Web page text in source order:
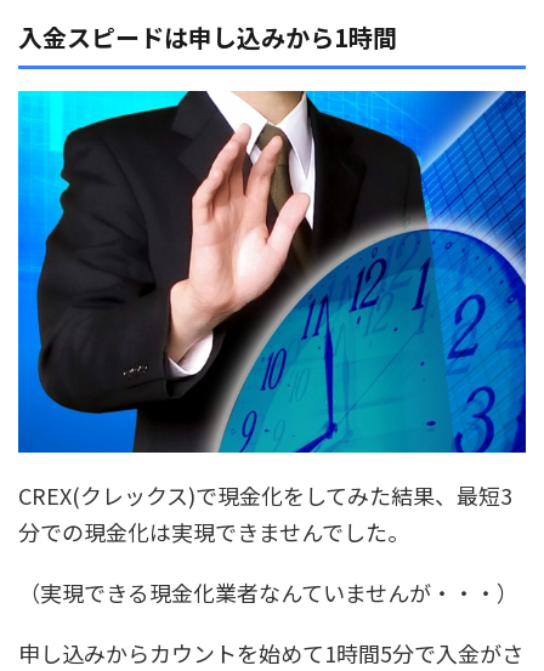
入金スピードは申し込みから1時間
CREX(クレックス)で現金化をしてみた結果、最短3
分での現金化は実現できませんでした。
（実現できる現金化業者なんていませんが・・・）
申し込みからカウントを始めて1時間5分で入金がさ